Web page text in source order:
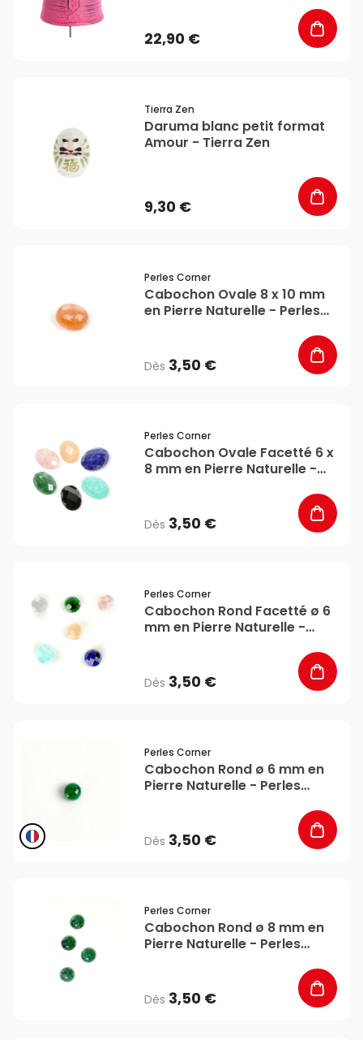
22,90 €
Tierra Zen
Daruma blanc petit format
Amour - Tierra Zen
9,30 €
Perles Corner
Cabochon Ovale 8 x 10 mm
en Pierre Naturelle - Perles
Dès 3,50 €
Perles Corner
Cabochon Ovale Facetté 6 x
8 mm en Pierre Naturelle -
Dès 3,50 €
Perles Corner
Cabochon Rond Facetté ø 6
mm en Pierre Naturelle -
Dès 3,50 €
Perles Corner
Cabochon Rond ø 6 mm en
Pierre Naturelle - Perles
Dès 3,50 €
Perles Corner
Cabochon Rond ø 8 mm en
Pierre Naturelle - Perles
Dès 3,50 €